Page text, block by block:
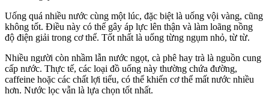
Uống quá nhiều nước cùng một lúc, đặc biệt là uống vội vàng, cũng
không tốt. Điều này có thể gây áp lực lên thận và làm loãng nồng
độ điện giải trong cơ thể. Tốt nhất là uống từng ngụm nhỏ, từ từ.
Nhiều người còn nhầm lẫn nước ngọt, cà phê hay trà là nguồn cung
cấp nước. Thực tế, các loại đồ uống này thường chứa đường,
caffeine hoặc các chất lợi tiểu, có thể khiến cơ thể mất nước nhiều
hơn. Nước lọc vẫn là lựa chọn tốt nhất.